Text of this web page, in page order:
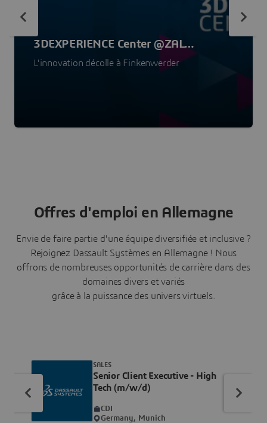
3DEXPERIENCE Center @ZAL
Hambourg
L'innovation décolle à Finkenwerder
Offres d'emploi en Allemagne
Envie de faire partie d'une équipe diversifiée et inclusive ?
Rejoignez Dassault Systèmes en Allemagne ! Nous
offrons de nombreuses opportunités de carrière dans des
domaines divers et variés
grâce à la puissance des univers virtuels.
Senior Client Executive - High
Tech (m/w/d)
SALES
CDI
Germany, Munich